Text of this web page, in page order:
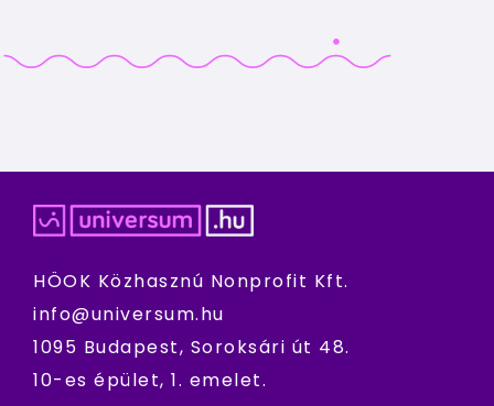
HÖOK Közhasznú Nonprofit Kft.
info@universum.hu
1095 Budapest, Soroksári út 48.
10-es épület, 1. emelet.